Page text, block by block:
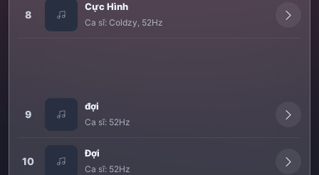
8
Cực Hình
Ca sĩ: Coldzy, 52Hz
9
đợi
Ca sĩ: 52Hz
10
Đợi
Ca sĩ: 52Hz